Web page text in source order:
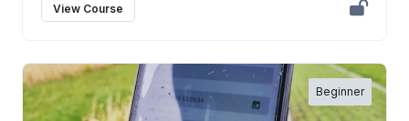
View Course
Beginner